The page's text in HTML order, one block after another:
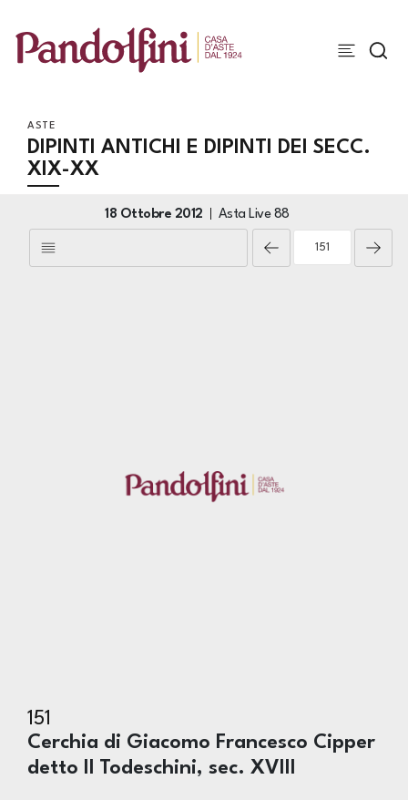
ASTE
DIPINTI ANTICHI E DIPINTI DEI SECC.
XIX-XX
18 Ottobre 2012 Asta Live 88
151
Cerchia di Giacomo Francesco Cipper
detto Il Todeschini, sec. XVIII